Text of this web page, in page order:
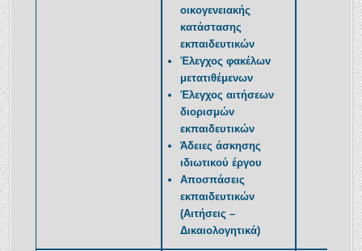
οικογενειακής
κατάστασης
εκπαιδευτικών
Έλεγχος φακέλων
μετατιθέμενων
Έλεγχος αιτήσεων
διορισμών
εκπαιδευτικών
Άδειες άσκησης
ιδιωτικού έργου
Αποσπάσεις
εκπαιδευτικών
(Αιτήσεις –
Δικαιολογητικά)